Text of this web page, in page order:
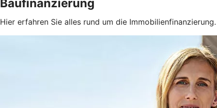
Baufinanzierung
Hier erfahren Sie alles rund um die Immobilienfinanzierung.